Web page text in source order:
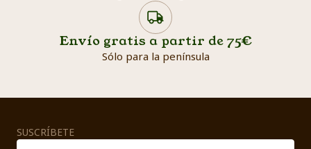
Envío gratis a partir de 75€
Sólo para la península
SUSCRÍBETE